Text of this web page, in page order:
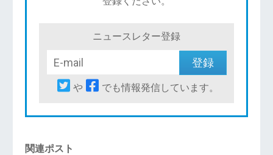
ニュースレター登録
や でも情報発信しています。
関連ポスト